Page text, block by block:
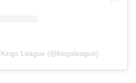
League (@kingsleague)